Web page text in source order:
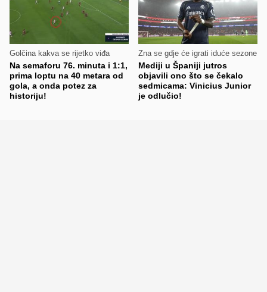
Golčina kakva se rijetko viđa
Na semaforu 76. minuta i 1:1,
prima loptu na 40 metara od
gola, a onda potez za
historiju!
Zna se gdje će igrati iduće sezone
Mediji u Španiji jutros
objavili ono što se čekalo
sedmicama: Vinicius Junior
je odlučio!